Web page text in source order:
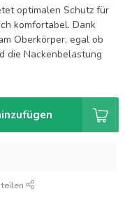
optimalen Schutz für
komfortabel. Dank
Oberkörper, egal ob
die Nackenbelastung